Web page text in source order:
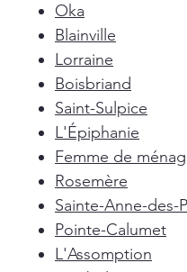
Oka
Blainville
Lorraine
Boisbriand
Saint-Sulpice
L'Épiphanie
Femme de
Rosemère
Sainte-Anne-des-
Pointe-Calumet
L'Assomption